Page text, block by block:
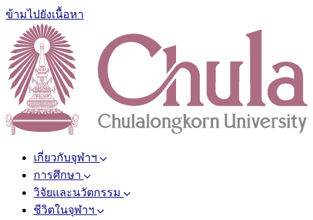
ข้ามไปยังเนื้อหา
เกี่ยวกับจุฬาฯ
การศึกษา
วิจัยและนวัตกรรม
ชีวิตในจุฬาฯ